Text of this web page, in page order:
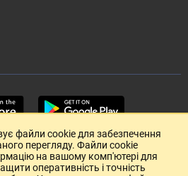
файли cookie для забезпечення
перегляду. Файли cookie
на вашому комп'ютері для
оперативність і точність